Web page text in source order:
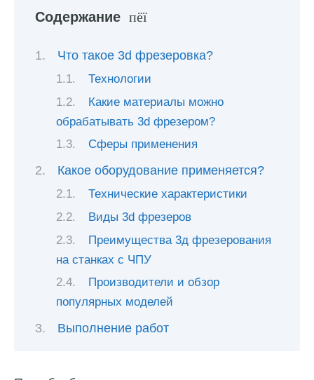
Содержание
Что такое 3d фрезеровка?
Технологии
Какие материалы можно
обрабатывать 3d фрезером?
Сферы применения
Какое оборудование применяется?
Технические характеристики
Виды 3d фрезеров
Преимущества 3д фрезерования
на станках с ЧПУ
Производители и обзор
популярных моделей
Выполнение работ